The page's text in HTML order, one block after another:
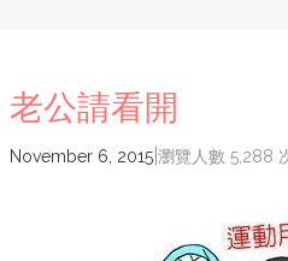
老公請看開
November 6, 2015 瀏覽人數 5,288